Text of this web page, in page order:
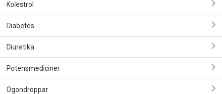
Kolestrol
Diabetes
Diuretika
Potensmediciner
Ögondroppar